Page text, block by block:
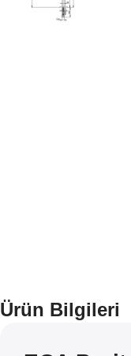
Ürün Bilgileri